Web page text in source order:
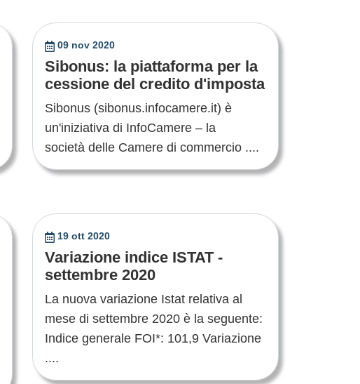
09 nov 2020
Sibonus: la piattaforma per la
cessione del credito d'imposta
Sibonus (sibonus.infocamere.it) è
un'iniziativa di InfoCamere – la
società delle Camere di commercio ....
19 ott 2020
Variazione indice ISTAT -
settembre 2020
La nuova variazione Istat relativa al
mese di settembre 2020 è la seguente:
Indice generale FOI*: 101,9 Variazione
....